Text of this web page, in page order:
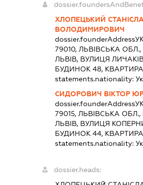
ХЛОПЕЦЬКИЙ
ВОЛОДИМИРОВИЧ
dossier.founderAddress
79010, ЛЬВІВСЬКА ОБЛ.,
ЛЬВІВ, ВУЛИЦЯ
БУДИНОК 48, КВАРТИРА
statements.nationality:
СИДОРОВИЧ ВІКТОР
dossier.founderAddress
79015, ЛЬВІВСЬКА ОБЛ.,
ЛЬВІВ, ВУЛИЦЯ
БУДИНОК 44, КВАРТИРА
statements.nationality:
dossier.heads: